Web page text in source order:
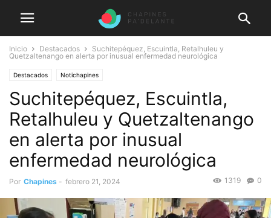
Inicio Destacados
Suchitepéquez, Escuintla, Retalhuleu y
Quetzaltenango en alerta por inusual enfermedad neurológica
Destacados Notichapines
Suchitepéquez, Escuintla,
Retalhuleu y Quetzaltenango
en alerta por inusual
enfermedad neurológica
Por Chapines - febrero 21, 2024 0
1319